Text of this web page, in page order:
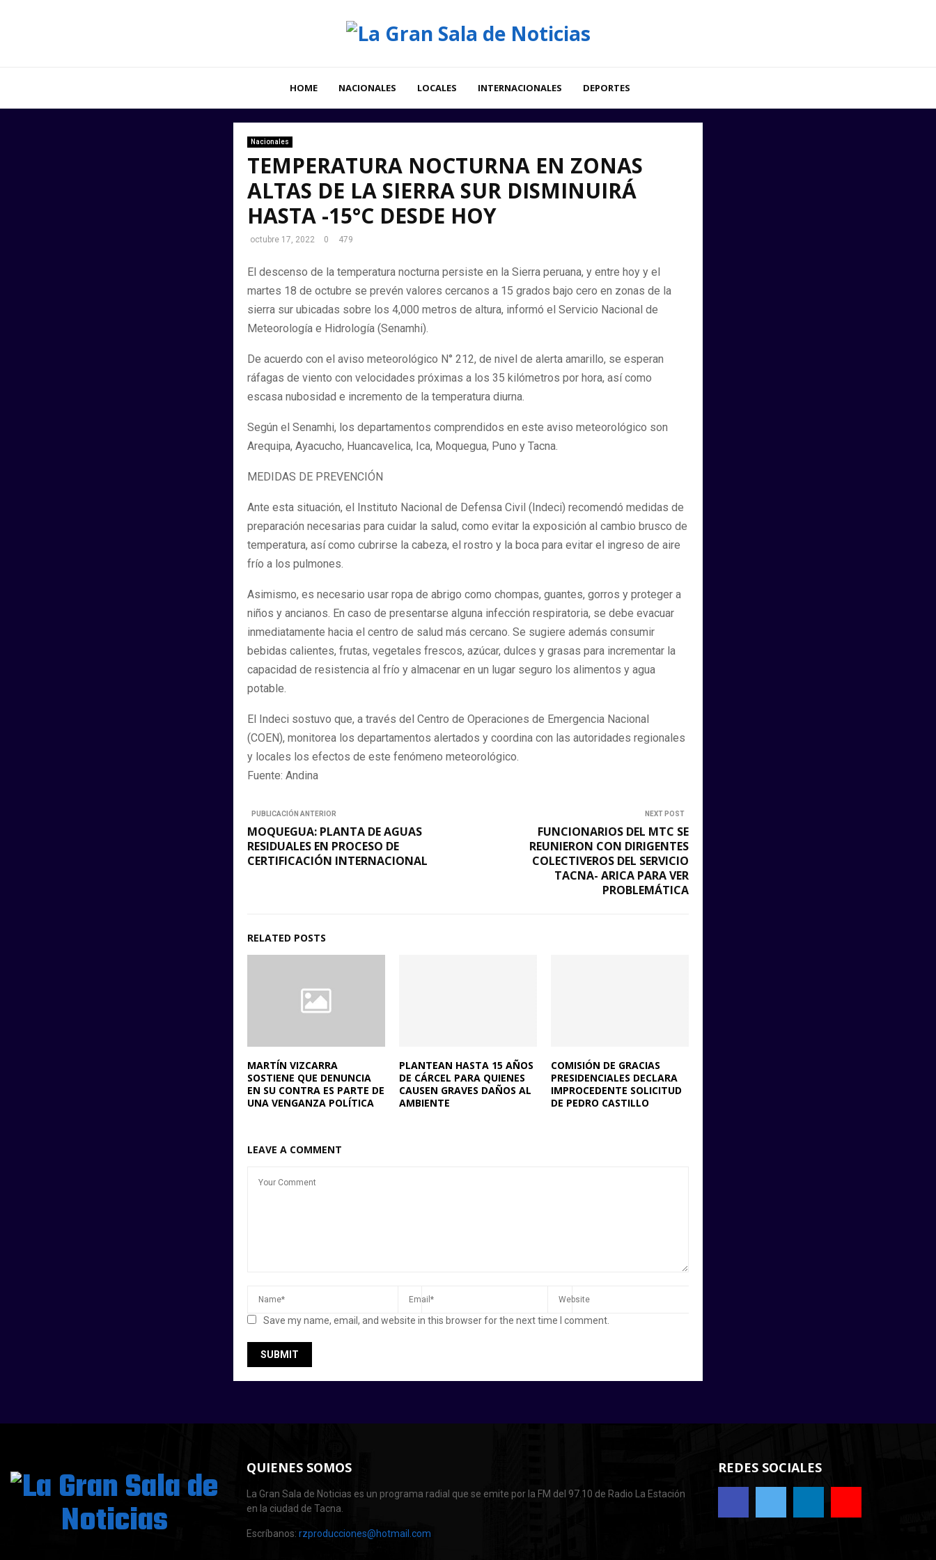
HOME NACIONALES LOCALES INTERNACIONALES DEPORTES
Nacionales
TEMPERATURA NOCTURNA EN ZONAS
ALTAS DE LA SIERRA SUR DISMINUIRÁ
HASTA -15°C DESDE HOY
octubre 17, 2022 0 479
El descenso de la temperatura nocturna persiste en la Sierra peruana, y entre hoy y el
martes 18 de octubre se prevén valores cercanos a 15 grados bajo cero en zonas de la
sierra sur ubicadas sobre los 4,000 metros de altura, informó el Servicio Nacional de
Meteorología e Hidrología (Senamhi).
De acuerdo con el aviso meteorológico N° 212, de nivel de alerta amarillo, se esperan
ráfagas de viento con velocidades próximas a los 35 kilómetros por hora, así como
escasa nubosidad e incremento de la temperatura diurna.
Según el Senamhi, los departamentos comprendidos en este aviso meteorológico son
Arequipa, Ayacucho, Huancavelica, Ica, Moquegua, Puno y Tacna.
MEDIDAS DE PREVENCIÓN
Ante esta situación, el Instituto Nacional de Defensa Civil (Indeci) recomendó medidas de
preparación necesarias para cuidar la salud, como evitar la exposición al cambio brusco de
temperatura, así como cubrirse la cabeza, el rostro y la boca para evitar el ingreso de aire
frío a los pulmones.
Asimismo, es necesario usar ropa de abrigo como chompas, guantes, gorros y proteger a
niños y ancianos. En caso de presentarse alguna infección respiratoria, se debe evacuar
inmediatamente hacia el centro de salud más cercano. Se sugiere además consumir
bebidas calientes, frutas, vegetales frescos, azúcar, dulces y grasas para incrementar la
capacidad de resistencia al frío y almacenar en un lugar seguro los alimentos y agua
potable.
El Indeci sostuvo que, a través del Centro de Operaciones de Emergencia Nacional
(COEN), monitorea los departamentos alertados y coordina con las autoridades regionales
y locales los efectos de este fenómeno meteorológico.
Fuente: Andina
PUBLICACIÓN ANTERIOR
MOQUEGUA: PLANTA DE AGUAS
RESIDUALES EN PROCESO DE
CERTIFICACIÓN INTERNACIONAL
NEXT POST
FUNCIONARIOS DEL MTC SE
REUNIERON CON DIRIGENTES
COLECTIVEROS DEL SERVICIO
TACNA- ARICA PARA VER
PROBLEMÁTICA
RELATED POSTS
MARTÍN VIZCARRA
SOSTIENE QUE DENUNCIA
EN SU CONTRA ES PARTE DE
UNA VENGANZA POLÍTICA
PLANTEAN HASTA 15 AÑOS
DE CÁRCEL PARA QUIENES
CAUSEN GRAVES DAÑOS AL
AMBIENTE
COMISIÓN DE GRACIAS
PRESIDENCIALES DECLARA
IMPROCEDENTE SOLICITUD
DE PEDRO CASTILLO
LEAVE A COMMENT
Save my name, email, and website in this browser for the next time I comment.
QUIENES SOMOS
La Gran Sala de Noticias es un programa radial que se emite por la FM del 97.10 de Radio La Estación
en la ciudad de Tacna.
Escríbanos: rzproducciones@hotmail.com
REDES SOCIALES